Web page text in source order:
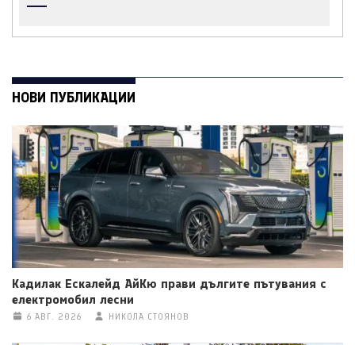
НОВИ ПУБЛИКАЦИИ
Кадилак Ескалейд АйКю прави дългите пътувания с
електромобил лесни
6 АВГ. 2026 НИКОЛА СТОЯНОВ